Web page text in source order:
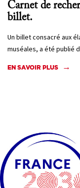
Carnet de
billet.
Un billet consacré aux
muséales, a été publié
EN SAVOIR PLUS